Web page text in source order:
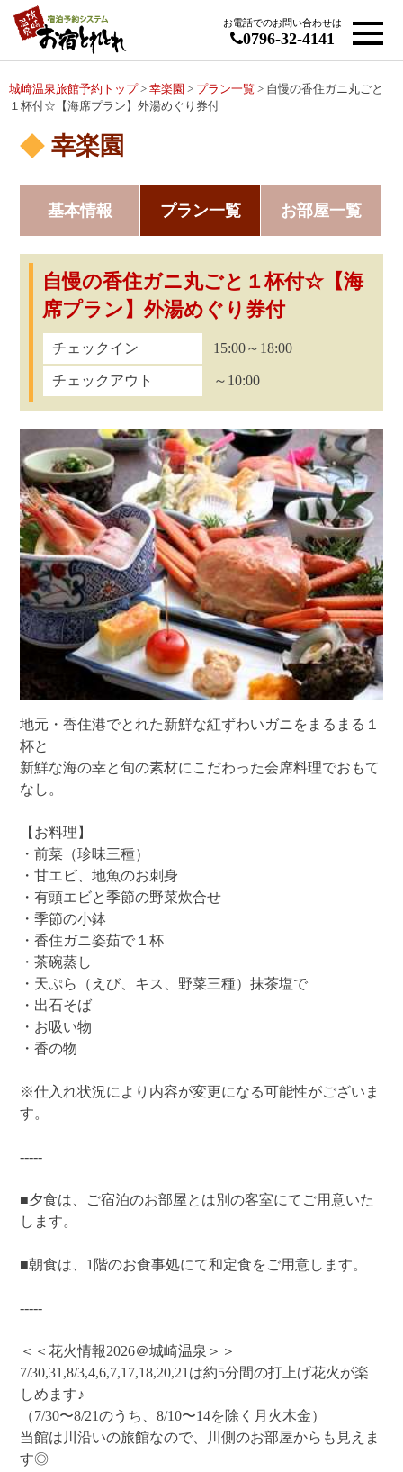
お電話でのお問い合わせは
0796-32-4141
城崎温泉旅館予約トップ > 幸楽園 > プラン一覧 > 自慢の香住ガニ丸ごと
１杯付☆【海席プラン】外湯めぐり券付
幸楽園
基本情報 プラン一覧 お部屋一覧
自慢の香住ガニ丸ごと１杯付☆【海
席プラン】外湯めぐり券付
チェックイン 15:00～18:00
チェックアウト ～10:00
地元・香住港でとれた新鮮な紅ずわいガニをまるまる１
杯と
新鮮な海の幸と旬の素材にこだわった会席料理でおもて
なし。
【お料理】
・前菜（珍味三種）
・甘エビ、地魚のお刺身
・有頭エビと季節の野菜炊合せ
・季節の小鉢
・香住ガニ姿茹で１杯
・茶碗蒸し
・天ぷら（えび、キス、野菜三種）抹茶塩で
・出石そば
・お吸い物
・香の物
※仕入れ状況により内容が変更になる可能性がございま
す。
-----
■夕食は、ご宿泊のお部屋とは別の客室にてご用意いた
します。
■朝食は、1階のお食事処にて和定食をご用意します。
-----
＜＜花火情報2026＠城崎温泉＞＞
7/30,31,8/3,4,6,7,17,18,20,21は約5分間の打上げ花火が楽
しめます♪
（7/30〜8/21のうち、8/10〜14を除く月火木金）
当館は川沿いの旅館なので、川側のお部屋からも見えま
す◎